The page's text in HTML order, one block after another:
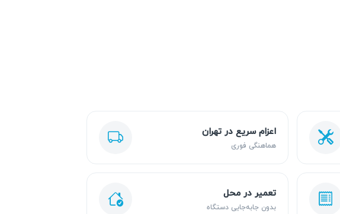
اعزام سریع در تهران
هماهنگی فوری
تعمیر در محل
بدون جابه‌جایی دستگاه